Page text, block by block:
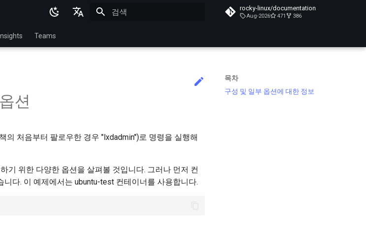
日本語
简体中文
rocky-linux/documentation
Aug-2026 471 386
Teams
목차
구성 및 일부 옵션에 대한 정보
션
의 처음부터 팔로우한 경우 "lxdadmin")로 명령을 실행해
기 위한 다양한 옵션을 살펴볼 것입니다. 그러나 먼저 컨
니다. 이 예제에서는 ubuntu-test 컨테이너를 사용합니다.